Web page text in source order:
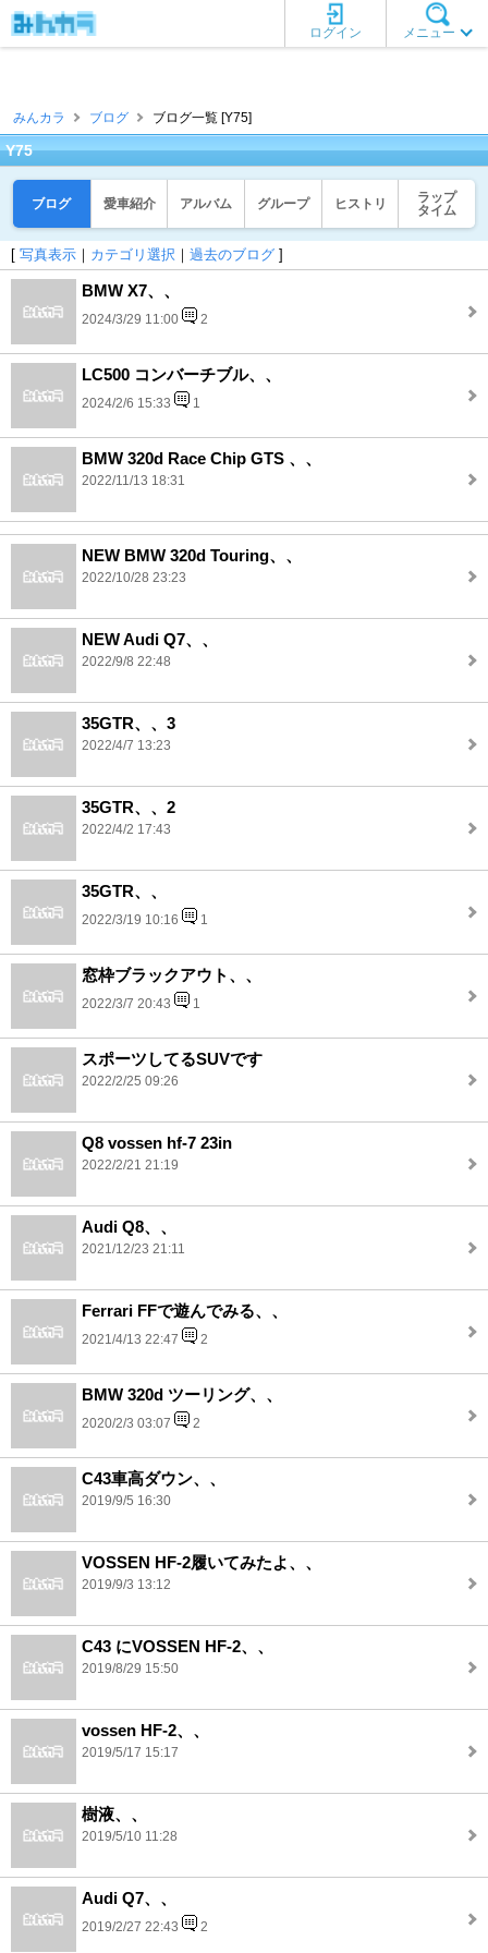
メニュー
ログイン
みんカラ ブログ ブログ一覧 [Y75]
Y75
ブログ 愛車紹介 アルバム グループ ヒストリ
ラップ
タイム
[ 写真表示 ｜ カテゴリ選択 ｜ 過去のブログ ]
BMW X7、、
2024/3/29 11:00 2
LC500 コンバーチブル、、
2024/2/6 15:33 1
BMW 320d Race Chip GTS 、、
2022/11/13 18:31
NEW BMW 320d Touring、、
2022/10/28 23:23
NEW Audi Q7、、
2022/9/8 22:48
35GTR、、3
2022/4/7 13:23
35GTR、、2
2022/4/2 17:43
35GTR、、
2022/3/19 10:16 1
窓枠ブラックアウト、、
2022/3/7 20:43 1
スポーツしてるSUVです
2022/2/25 09:26
Q8 vossen hf-7 23in
2022/2/21 21:19
Audi Q8、、
2021/12/23 21:11
Ferrari FFで遊んでみる、、
2021/4/13 22:47 2
BMW 320d ツーリング、、
2020/2/3 03:07 2
C43車高ダウン、、
2019/9/5 16:30
VOSSEN HF-2履いてみたよ、、
2019/9/3 13:12
C43 にVOSSEN HF-2、、
2019/8/29 15:50
vossen HF-2、、
2019/5/17 15:17
樹液、、
2019/5/10 11:28
Audi Q7、、
2019/2/27 22:43 2